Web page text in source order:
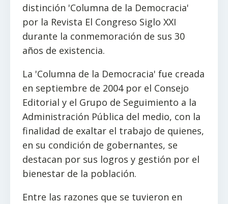
distinción 'Columna de la Democracia'
por la Revista El Congreso Siglo XXI
durante la conmemoración de sus 30
años de existencia.
La 'Columna de la Democracia' fue creada
en septiembre de 2004 por el Consejo
Editorial y el Grupo de Seguimiento a la
Administración Pública del medio, con la
finalidad de exaltar el trabajo de quienes,
en su condición de gobernantes, se
destacan por sus logros y gestión por el
bienestar de la población.
Entre las razones que se tuvieron en